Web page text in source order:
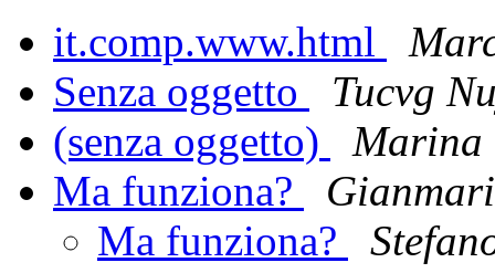
it.comp.www.html
Senza oggetto
Tucvg
(senza oggetto)
Marina
Ma funziona?
Ma funziona?